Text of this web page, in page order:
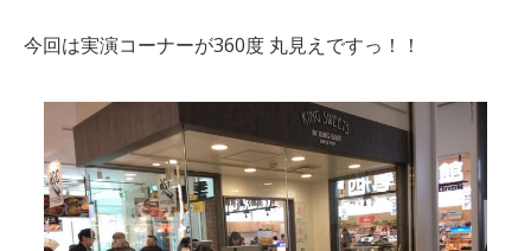
今回は実演コーナーが360度 丸見えですっ！！